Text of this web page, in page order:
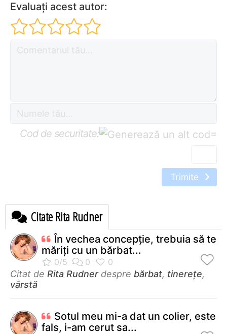
Evaluați acest autor:
Cod de securitate: =
Trimite
Citate Rita Rudner
În vechea concepţie, trebuia să te
măriţi cu un bărbat...
Citat de Rita Rudnerdespre bărbat, tinerețe,
vârstă
Sotul meu mi-a dat un colier, este
fals, i-am cerut sa...